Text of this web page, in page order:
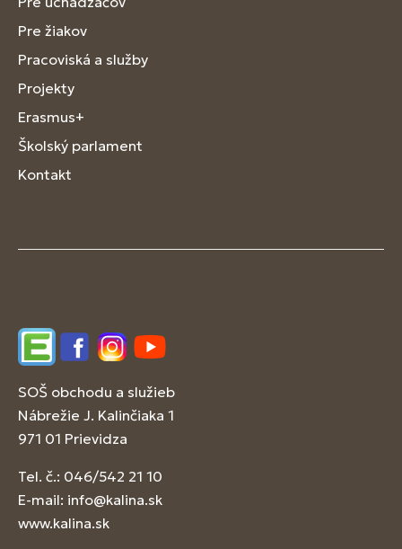
Pre žiakov
Pracoviská a služby
Projekty
Erasmus+
Školský parlament
Kontakt
EdupageFacebookInstagram
YouTube
SOŠ obchodu a služieb
Nábrežie J. Kalinčiaka 1
971 01 Prievidza
Tel. č.: 046/542 21 10
E-mail: info@kalina.sk
www.kalina.sk